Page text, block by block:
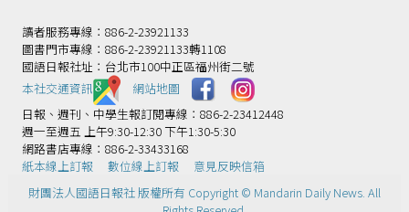
讀者服務專線：886-2-23921133
圖書門市專線：886-2-23921133轉1108
國語日報社址：台北市100中正區福州街二號
本社交通資訊️
網站地圖
日報、週刊、中學生報訂閱專線：886-2-23412448
週一至週五 上午9:30-12:30 下午1:30-5:30
網路書店專線：886-2-33433168
紙本線上訂報
數位線上訂報
意見反映信箱
財團法人國語日報社 版權所有 Copyright © Mandarin Daily News. All